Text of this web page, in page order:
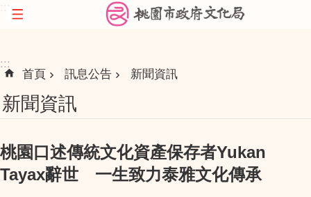
跳到主要內容區塊
:::
首頁 訊息公告 新聞資訊
新聞資訊
桃園口述傳統文化資產保存者Yukan
Tayax辭世 一生致力泰雅文化傳承